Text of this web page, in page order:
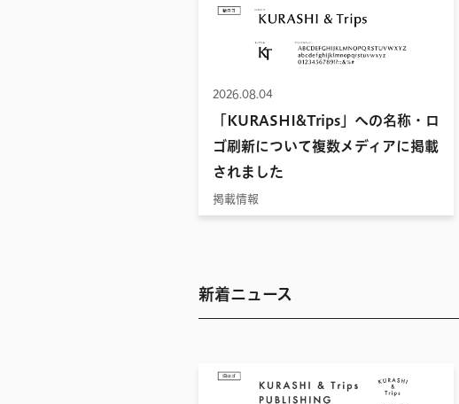
2026.08.04
「KURASHI&Trips」への名称・ロ
ゴ刷新について複数メディアに掲載
されました
掲載情報
新着ニュース